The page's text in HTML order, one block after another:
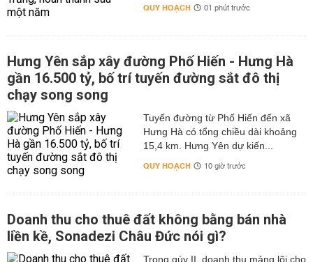
QUY HOẠCH 01 phút trước
Hưng Yên sắp xây đường Phố Hiến - Hưng Hà
gần 16.500 tỷ, bố trí tuyến đường sắt đô thị
chạy song song
Tuyến đường từ Phố Hiến đến xã
Hưng Hà có tổng chiều dài khoảng
15,4 km. Hưng Yên dự kiến...
QUY HOẠCH 10 giờ trước
Doanh thu cho thuê đất không bằng bán nhà
liền kề, Sonadezi Châu Đức nói gì?
Trong qúy II, doanh thu mảng lõi cho